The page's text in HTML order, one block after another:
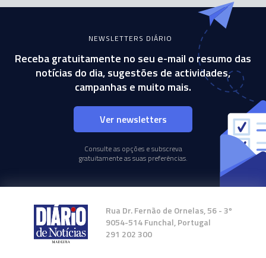
NEWSLETTERS DIÁRIO
Receba gratuitamente no seu e-mail o resumo das
notícias do dia, sugestões de actividades,
campanhas e muito mais.
Ver newsletters
Consulte as opções e subscreva
gratuitamente as suas preferências.
Rua Dr. Fernão de Ornelas, 56 - 3º
9054-514 Funchal, Portugal
291 202 300